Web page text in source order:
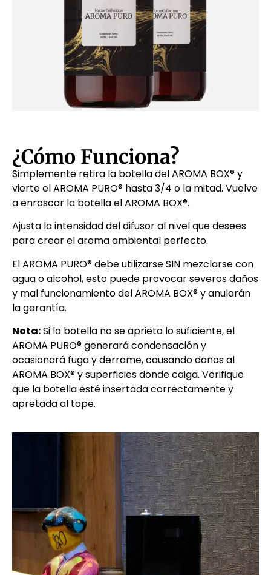
¿Cómo Funciona?
Simplemente retira la botella del AROMA BOX® y
vierte el AROMA PURO® hasta 3/4 o la mitad. Vuelve
a enroscar la botella el AROMA BOX®.
Ajusta la intensidad del difusor al nivel que desees
para crear el aroma ambiental perfecto.
El AROMA PURO® debe utilizarse SIN mezclarse con
agua o alcohol, esto puede provocar severos daños
y mal funcionamiento del AROMA BOX® y anularán
la garantía.
Nota:Si la botella no se aprieta lo suficiente, el
AROMA PURO® generará condensación y
ocasionará fuga y derrame, causando daños al
AROMA BOX® y superficies donde caiga. Verifique
que la botella esté insertada correctamente y
apretada al tope.